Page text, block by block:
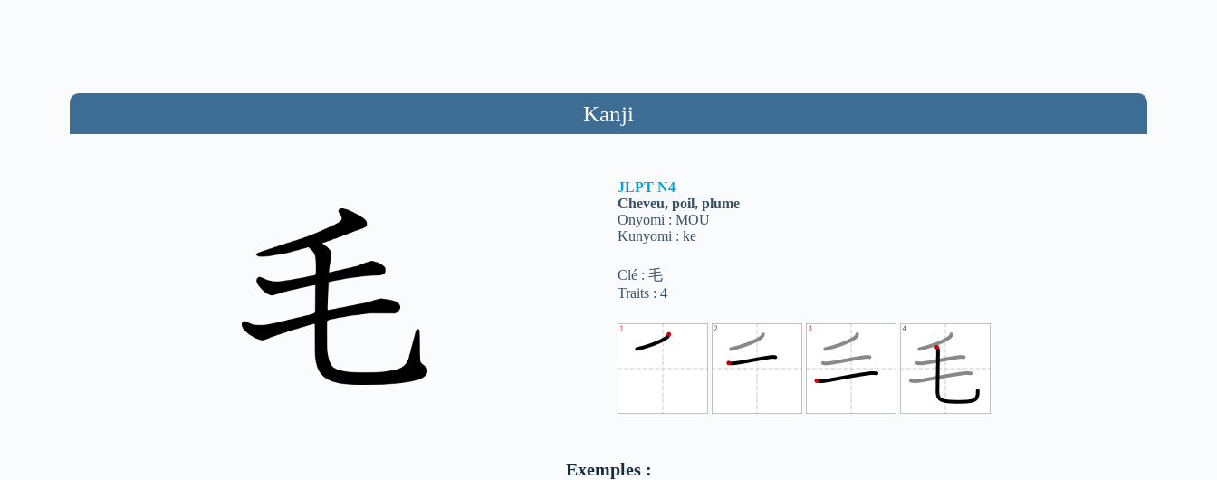
Kanji
JLPT N4
Cheveu, poil, plume
Onyomi : MOU
Kunyomi : ke
Clé : 毛
Traits : 4
Exemples :